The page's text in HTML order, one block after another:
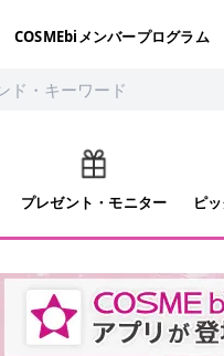
COSMEbiメンバープログラム
プレゼント・モニター ピ